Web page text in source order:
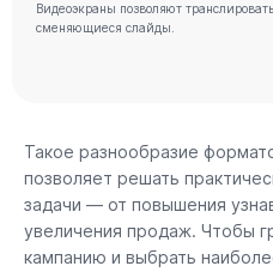
Видеоэкраны позволяют
сменяющиеся слайды.
Такое разнообразие
позволяет решать
задачи — от повышения
увеличения продаж. Чтобы
кампанию и выбрать